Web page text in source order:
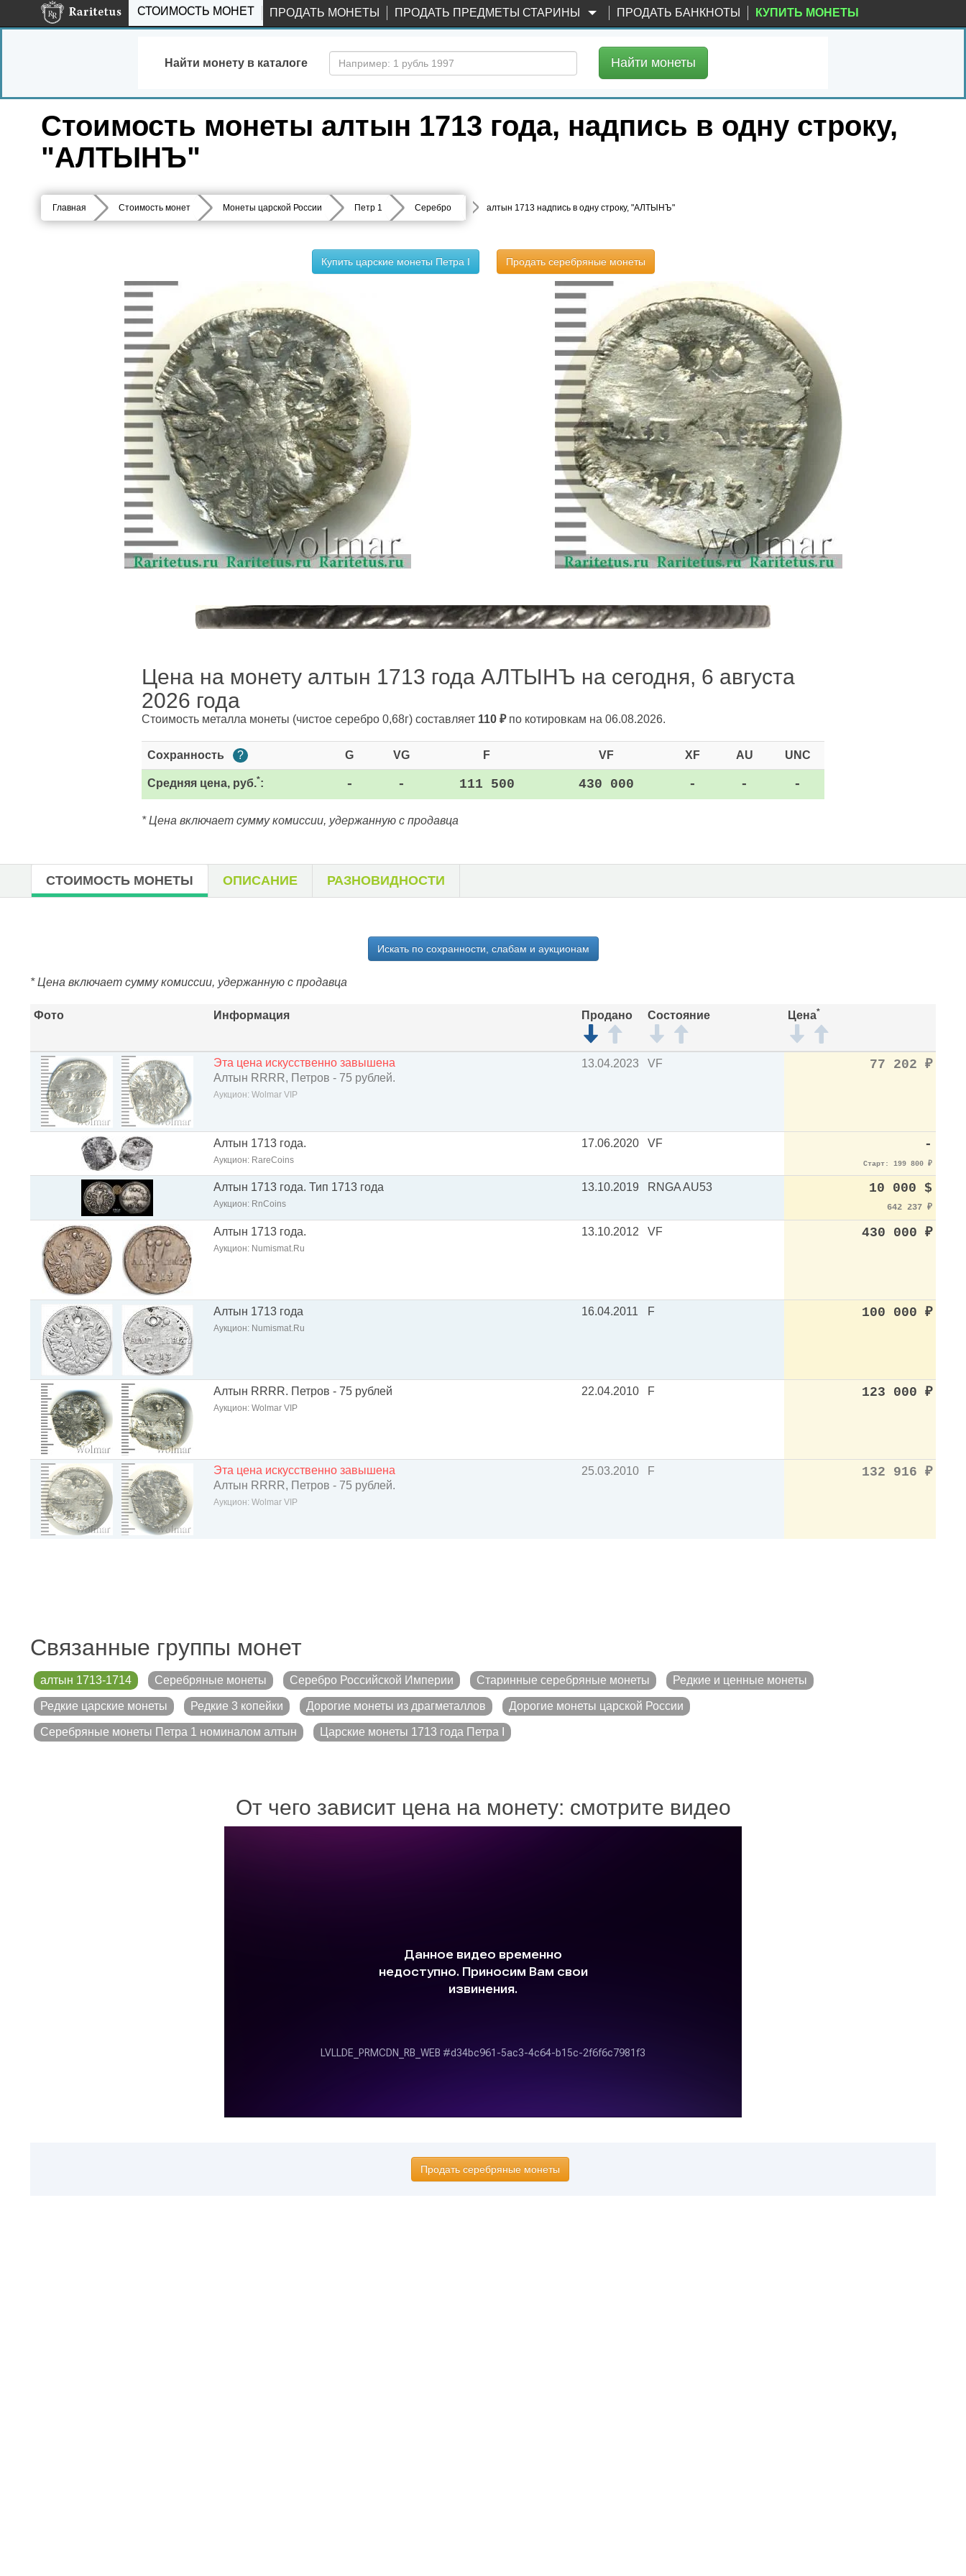
СТОИМОСТЬ МОНЕТ ПРОДАТЬ МОНЕТЫ ПРОДАТЬ ПРЕДМЕТЫ СТАРИНЫ ПРОДАТЬ БАНКНОТЫ КУПИТЬ МОНЕТЫ
Найти монету в каталоге Найти монеты
Стоимость монеты алтын 1713 года, надпись в одну строку,
"АЛТЫНЪ"
Главная Стоимость монет Монеты царской России Петр 1 Серебро алтын 1713 надпись в одну строку, "АЛТЫНЪ"
Купить царские монеты Петра I Продать серебряные монеты
Цена на монету алтын 1713 года АЛТЫНЪ на сегодня, 6 августа
2026 года
Стоимость металла монеты (чистое серебро 0,68г) составляет 110 ₽по котировкам на 06.08.2026.
Сохранность ? G VG F VF XF AU UNC
Средняя цена, руб.*: - - 111 500 430 000 - - -
* Цена включает сумму комиссии, удержанную с продавца
СТОИМОСТЬ МОНЕТЫ ОПИСАНИЕ РАЗНОВИДНОСТИ
Искать по сохранности, слабам и аукционам
* Цена включает сумму комиссии, удержанную с продавца
Фото Информация Продано Состояние Цена*
Эта цена искусственно завышена
Алтын RRRR, Петров - 75 рублей.
Аукцион: Wolmar VIP
13.04.2023 VF 77 202 ₽
Алтын 1713 года.
Аукцион: RareCoins
17.06.2020 VF -
Старт: 199 800 ₽
Алтын 1713 года. Тип 1713 года
Аукцион: RnCoins
13.10.2019 RNGA AU53 10 000 $
642 237 ₽
Алтын 1713 года.
Аукцион: Numismat.Ru
13.10.2012 VF 430 000 ₽
Алтын 1713 года
Аукцион: Numismat.Ru
16.04.2011 F 100 000 ₽
Алтын RRRR. Петров - 75 рублей
Аукцион: Wolmar VIP
22.04.2010 F 123 000 ₽
Эта цена искусственно завышена
Алтын RRRR, Петров - 75 рублей.
Аукцион: Wolmar VIP
25.03.2010 F 132 916 ₽
Связанные группы монет
алтын 1713-1714 Серебряные монеты Серебро Российской Империи Старинные серебряные монеты Редкие и ценные монеты
Редкие царские монеты Редкие 3 копейки Дорогие монеты из драгметаллов Дорогие монеты царской России
Серебряные монеты Петра 1 номиналом алтын Царские монеты 1713 года Петра I
От чего зависит цена на монету: смотрите видео
Продать серебряные монеты